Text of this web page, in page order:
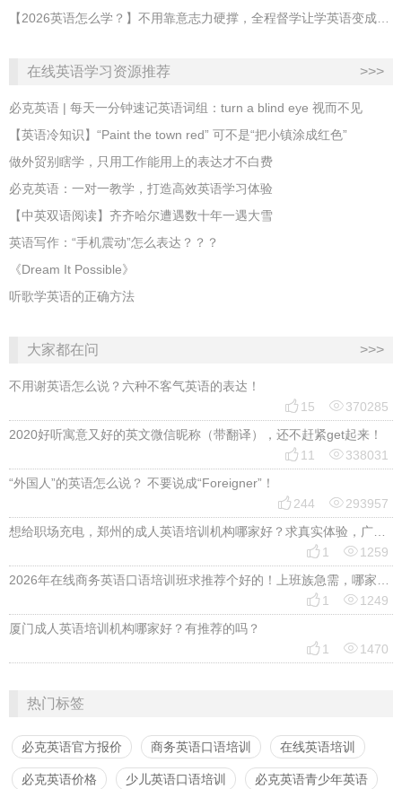
【2026英语怎么学？】不用靠意志力硬撑，全程督学让学英语变成日常习惯
在线英语学习资源推荐 >>>
必克英语 | 每天一分钟速记英语词组：turn a blind eye 视而不见
​【英语冷知识】“Paint the town red” 可不是“把小镇涂成红色”
做外贸别瞎学，只用工作能用上的表达才不白费
必克英语：一对一教学，打造高效英语学习体验
【中英双语阅读】齐齐哈尔遭遇数十年一遇大雪
英语写作：“手机震动”怎么表达？？？
《Dream It Possible》
听歌学英语的正确方法
大家都在问 >>>
不用谢英语怎么说？六种不客气英语的表达！
 15 370285
2020好听寓意又好的英文微信昵称（带翻译），还不赶紧get起来！
 11 338031
“外国人”的英语怎么说？ 不要说成“Foreigner”！
 244 293957
想给职场充电，郑州的成人英语培训机构哪家好？求真实体验，广告勿扰，感谢！
 1 1259
2026年在线商务英语口语培训班求推荐个好的！上班族急需，哪家好？
 1 1249
厦门成人英语培训机构哪家好？有推荐的吗？
 1 1470
热门标签
必克英语官方报价 商务英语口语培训 在线英语培训
必克英语价格 少儿英语口语培训 必克英语青少年英语